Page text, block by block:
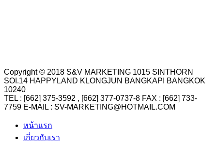
Copyright © 2018 S&V MARKETING 1015 SINTHORN
SOI.14 HAPPYLAND KLONGJUN BANGKAPI BANGKOK
10240
TEL : [662] 375-3592 , [662] 377-0737-8 FAX : [662] 733-
7759 E-MAIL : SV-MARKETING@HOTMAIL.COM
หน้าแรก
เกี่ยวกับเรา